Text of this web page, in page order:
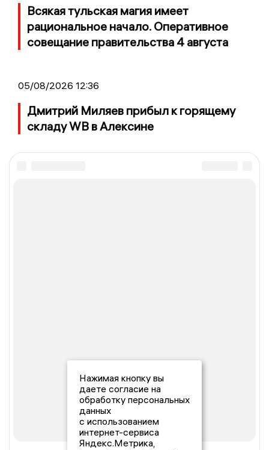
Всякая тульская магия имеет
рациональное начало. Оперативное
совещание правительства 4 августа
05/08/2026 12:36
Дмитрий Миляев прибыл к горящему
складу WB в Алексине
Нажимая кнопку вы
даете согласие на
обработку персональных
данных
с использованием
интернет-сервиса
Яндекс.Метрика,